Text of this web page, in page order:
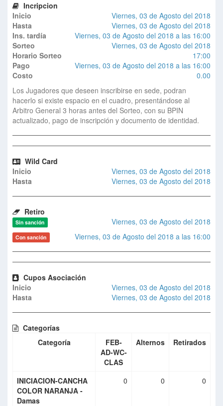
Incripcion
Inicio
Viernes, 03 de Agosto del 2018
Hasta
Viernes, 03 de Agosto del 2018
Ins. tardía
Viernes, 03 de Agosto del 2018 a las 16:00
Sorteo
Viernes, 03 de Agosto del 2018
Horario Sorteo
17:00
Pago
Viernes, 03 de Agosto del 2018 a las 16:00
Costo
0.00
Los Jugadores que deseen inscribirse en sede, podran
hacerlo si existe espacio en el cuadro, presentándose al
Arbitro General 3 horas antes del Sorteo, con su BPIN
actualizado, pago de inscripción y documento de identidad.
Wild Card
Inicio
Viernes, 03 de Agosto del 2018
Hasta
Viernes, 03 de Agosto del 2018
Retiro
Sin sanción Viernes, 03 de Agosto del 2018
Con sanción Viernes, 03 de Agosto del 2018 a las 16:00
Cupos Asociación
Inicio
Viernes, 03 de Agosto del 2018
Hasta
Viernes, 03 de Agosto del 2018
Categorías
Categoría
FEB-
AD-WC-
CLAS
Alternos Retirados
INICIACION-CANCHA
COLOR NARANJA -
Damas
0 0 0